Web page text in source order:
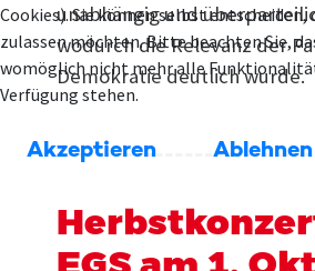
unabhängig und
wodurch die Relevanz der
Demokratie deutlich wurde.
Cookies). Sie können selbst entscheiden,
zulassen möchten. Bitte beachten Sie,
womöglich nicht mehr alle
Verfügung stehen.
Akzeptieren Ablehnen